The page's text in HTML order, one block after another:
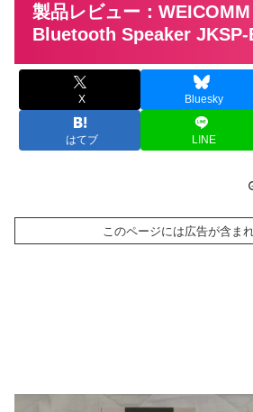
製品レビュー：
Bluetooth Speaker JKSP-
X Bluesky
はてブ LINE
このページには広告が含ま